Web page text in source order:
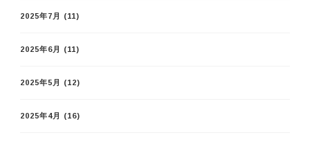
2025年7月 (11)
2025年6月 (11)
2025年5月 (12)
2025年4月 (16)